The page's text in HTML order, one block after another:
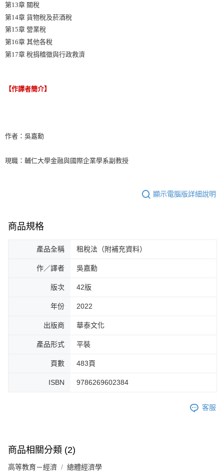
第13章 關稅
第14章 貨物稅及菸酒稅
第15章 營業稅
第16章 其他各稅
第17章 稅捐稽徵與行政救濟
【作譯者簡介】
作者：吳嘉勳
現職：輔仁大學金融與國際企業學系副教授
顯示電腦版詳細說明
商品規格
產品全稱 租稅法（附補充資料）
作／譯者 吳嘉勳
版次 42版
年份 2022
出版商 華泰文化
產品形式 平裝
頁數 483頁
ISBN 9786269602384
客服
商品相關分類 (2)
高等教育－經濟 總體經濟學